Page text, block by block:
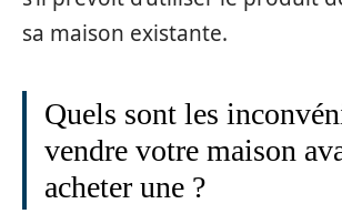
sa maison existante.
Quels sont les
vendre votre maison
acheter une ?